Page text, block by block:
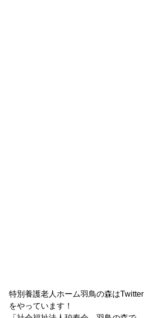
特別養護老人ホーム羽鳥の森はTwitter
をやっています！